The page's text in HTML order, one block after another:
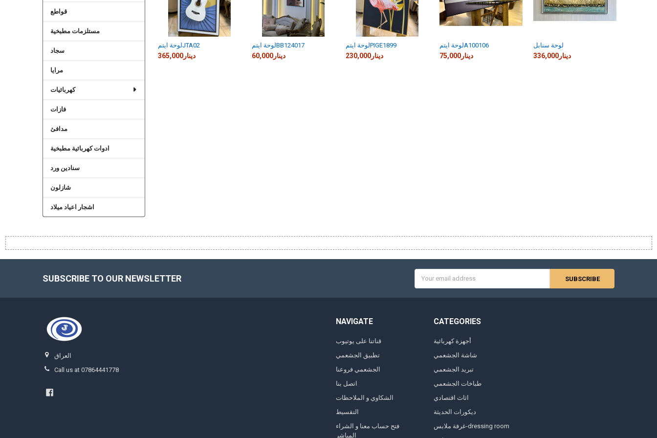
قواطع
مستلزمات مطبخية
سجاد
مرايا
كهربائيات
فازات
مدافئ
ادوات كهربائية مطبخية
سنادين ورد
شازلون
اشجار اعياد ميلاد
لوحة ايتمJTA02
365,000دينار
لوحة ايتمBB124017
60,000دينار
لوحة ايتمPIGE1899
230,000دينار
لوحة ايتمA100106
75,000دينار
لوحة سنابل
336,000دينار
SUBSCRIBE TO OUR NEWSLETTER
Address
العراق
Call us at 07864441778
NAVIGATE
قناتنا على يوتيوب
تطبيق الجشعمي
الجشعمي فروعنا
اتصل بنا
الشكاوي و الملاحظات
التقسيط
فتح حساب معنا و الشراء
المباشر
CATEGORIES
أجهزة كهربائية
شاشة الجشعمي
تبريد الجشعمي
طباخات الجشعمي
اثاث اقتصادي
ديكورات الحديثة
غرفة ملابس-dressing room